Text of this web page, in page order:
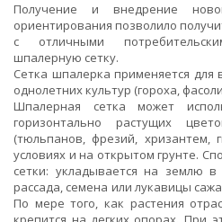
Получение и внедрение
ориентирования позволило
с отличными
шпалерную сетку.
Сетка шпалерка применяется
однолетних культур (гороха,
Шпалерная сетка может
горизонтально растущих
(тюльпанов, фрезий, хризантем,
условиях и на открытом грунте.
сетки: укладывается на землю
рассада, семена или лукавицы
По мере того, как растения